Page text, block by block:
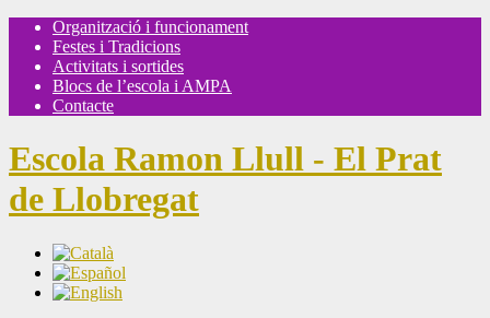
Organització i funcionament
Festes i Tradicions
Activitats i sortides
Blocs de l’escola i AMPA
Contacte
Escola Ramon Llull - El Prat
de Llobregat